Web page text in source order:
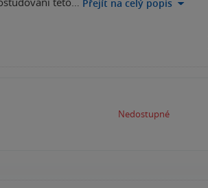
Přejít na celý popis
Nedostupné